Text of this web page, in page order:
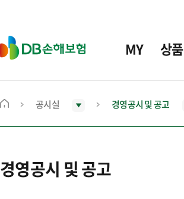
D
B
보
MY 상품
메
으
로
공시실 경영공시 및 공고
경영공시 및 공고